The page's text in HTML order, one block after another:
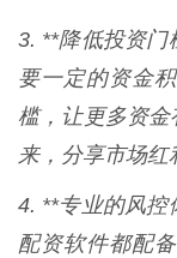
3. **降低投资门
要一定的资金
槛，让更多资
来，分享市场红
4. **专业的风控
配资软件都配